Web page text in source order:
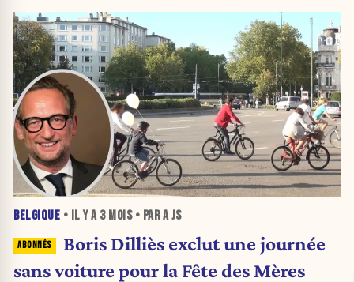
BELGIQUE • IL Y A 3 MOIS• PAR A JS
Boris Dilliès exclut une journée
sans voiture pour la Fête des Mères